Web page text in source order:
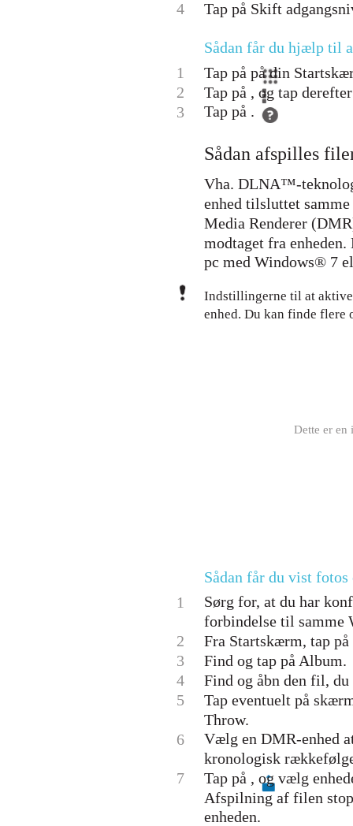
4 Tap på Skift
Sådan får du hjælp til
1
Tap på på din
2
Tap på , og tap
3
Tap på .
Sådan afspilles
Vha. DLNA™-
enhed tilsluttet
Media Renderer
modtaget fra
pc med Windows® 7
Indstillingerne til at
enhed. Du kan finde flere
Dette er
Sådan får du vist
1
Sørg for, at du har
forbindelse til samme
2
Fra Startskærm, tap på
3
Find og tap på Album.
4
Find og åbn den fil,
5
Tap eventuelt på
Throw.
6
Vælg en DMR-enhed
kronologisk
7
Tap på , og vælg
Afspilning af filen
enheden.